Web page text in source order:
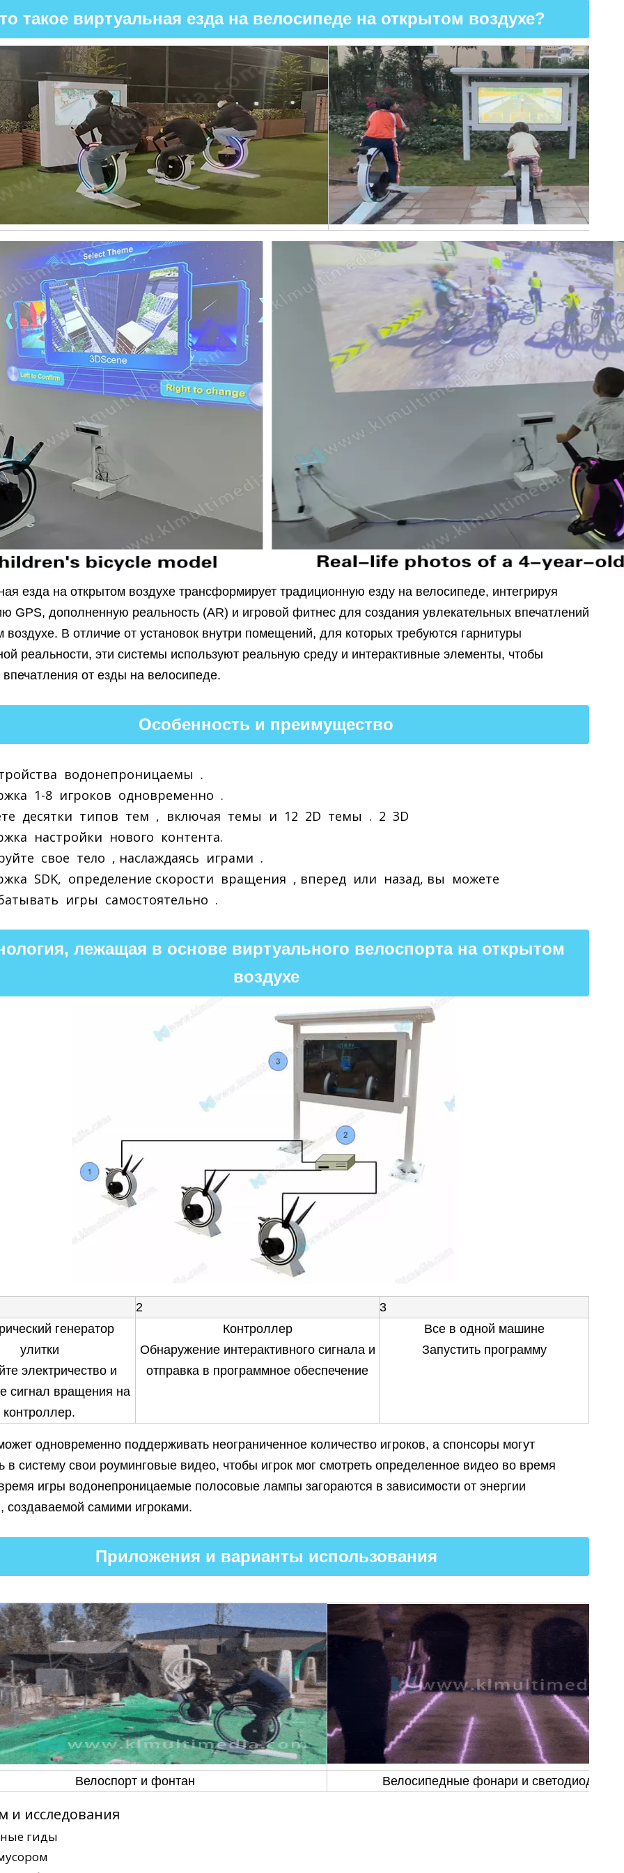
такое виртуальная езда на велосипеде на открытом воздухе?
езда на открытом воздухе трансформирует традиционную езду на велосипеде, интегрируя
GPS, дополненную реальность (AR) и игровой фитнес для создания увлекательных впечатлений
воздухе. В отличие от установок внутри помещений, для которых требуются гарнитуры
реальности, эти системы используют реальную среду и интерактивные элементы, чтобы
впечатления от езды на велосипеде.
Особенность и преимущество
водонепроницаемы .
1-8 игроков одновременно .
десятки типов тем , включая темы и 12 2D темы . 2 3D
настройки нового контента.
свое тело , наслаждаясь играми .
SDK, определение скорости вращения , вперед или назад, вы можете
игры самостоятельно .
лежащая в основе виртуального велоспорта на открытом
воздухе
2
3
генератор
улитки
электричество и
сигнал вращения на
контроллер.
Контроллер
Обнаружение интерактивного сигнала и
отправка в программное обеспечение
Все в одной машине
Запустить программу
одновременно поддерживать неограниченное количество игроков, а спонсоры могут
в систему свои роуминговые видео, чтобы игрок мог смотреть определенное видео во время
игры водонепроницаемые полосовые лампы загораются в зависимости от энергии
создаваемой самими игроками.
Приложения и варианты использования
Велоспорт и фонтан Велосипедные фонари и светодиодные
и исследования
гиды